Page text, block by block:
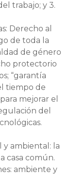
trabajo; y 3.
Derecho al
de toda la
de género
protectorio
“garantía
tiempo de
mejorar el
del
y ambiental: la
casa común.
ambiente y